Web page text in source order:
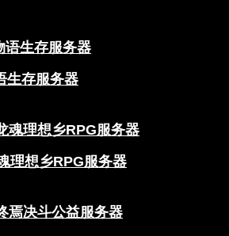
生存服务器
理想乡RPG服务器